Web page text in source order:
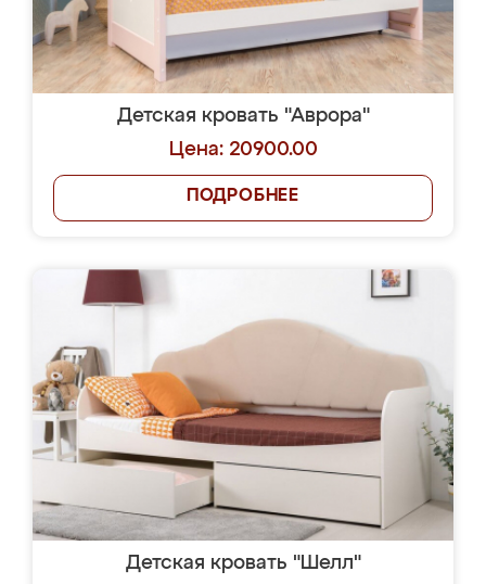
Детская кровать "Аврора"
Цена: 20900.00
ПОДРОБНЕЕ
Детская кровать "Шелл"